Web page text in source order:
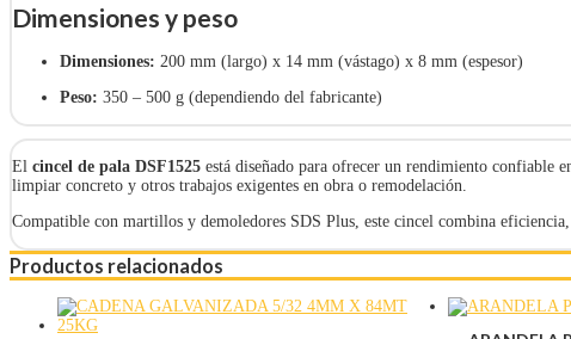
Dimensiones y peso
Dimensiones: 200 mm (largo) x 14 mm (vástago) x 8 mm (espesor)
Peso: 350 – 500 g (dependiendo del fabricante)
El cincel de pala DSF1525 está diseñado para ofrecer un rendimiento confiable
limpiar concreto y otros trabajos exigentes en obra o remodelación.
Compatible con martillos y demoledores SDS Plus, este cincel combina
Productos relacionados